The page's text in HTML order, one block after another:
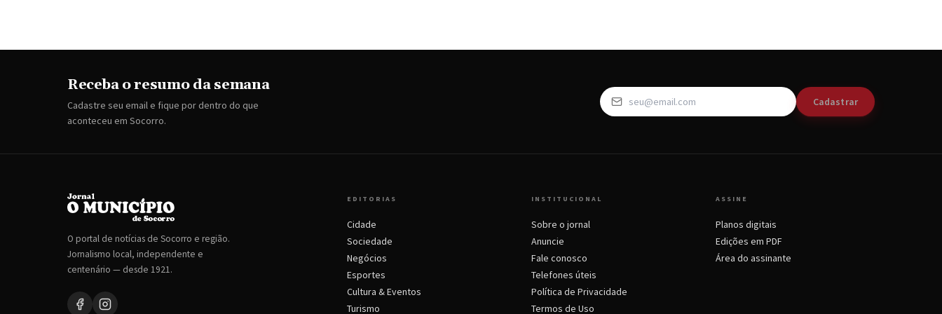
Receba o resumo da semana
Cadastre seu email e fique por dentro do que
aconteceu em Socorro.
Cadastrar
O portal de notícias de Socorro e região.
Jornalismo local, independente e
centenário — desde 1921.
EDITORIAS
Cidade
Sociedade
Negócios
Esportes
Cultura & Eventos
Turismo
INSTITUCIONAL
Sobre o jornal
Anuncie
Fale conosco
Telefones úteis
Política de Privacidade
Termos de Uso
ASSINE
Planos digitais
Edições em PDF
Área do assinante